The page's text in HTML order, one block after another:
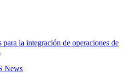
la integración de operaciones de